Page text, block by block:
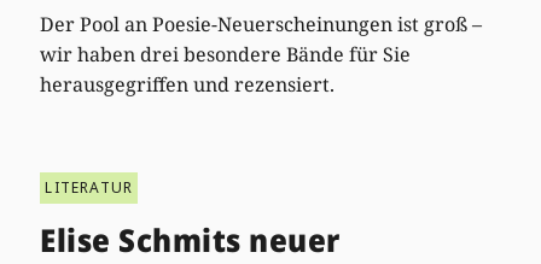
Der Pool an Poesie-Neuerscheinungen ist groß –
wir haben drei besondere Bände für Sie
herausgegriffen und rezensiert.
LITERATUR
Elise Schmits neuer